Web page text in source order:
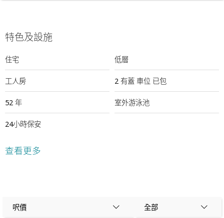
特色及設施
住宅 低層
工人房 2 有蓋 車位 已包
52 年 室外游泳池
24小時保安
查看更多
呎價 全部